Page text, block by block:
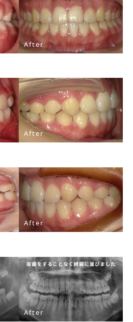
After
After
After
After